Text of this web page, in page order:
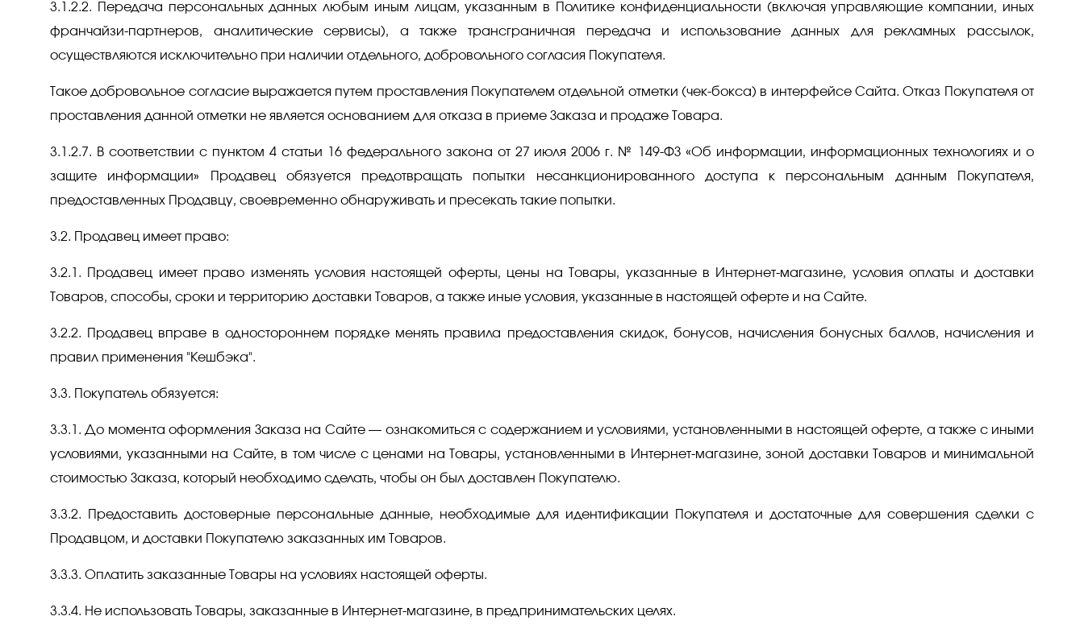
3.1.2.2. Передача персональных данных любым иным лицам, указанным в Политике конфиденциальности (включая управляющие компании, иных
франчайзи-партнеров, аналитические сервисы), а также трансграничная передача и использование данных для рекламных рассылок,
осуществляются исключительно при наличии отдельного, добровольного согласия Покупателя.
Такое добровольное согласие выражается путем проставления Покупателем отдельной отметки (чек-бокса) в интерфейсе Сайта. Отказ Покупателя от
проставления данной отметки не является основанием для отказа в приеме Заказа и продаже Товара.
3.1.2.7. В соответствии с пунктом 4 статьи 16 федерального закона от 27 июля 2006 г. № 149-ФЗ «Об информации, информационных технологиях и о
защите информации» Продавец обязуется предотвращать попытки несанкционированного доступа к персональным данным Покупателя,
предоставленных Продавцу, своевременно обнаруживать и пресекать такие попытки.
3.2. Продавец имеет право:
3.2.1. Продавец имеет право изменять условия настоящей оферты, цены на Товары, указанные в Интернет-магазине, условия оплаты и доставки
Товаров, способы, сроки и территорию доставки Товаров, а также иные условия, указанные в настоящей оферте и на Сайте.
3.2.2. Продавец вправе в одностороннем порядке менять правила предоставления скидок, бонусов, начисления бонусных баллов, начисления и
правил применения "Кешбэка".
3.3. Покупатель обязуется:
3.3.1. До момента оформления Заказа на Сайте — ознакомиться с содержанием и условиями, установленными в настоящей оферте, а также с иными
условиями, указанными на Сайте, в том числе с ценами на Товары, установленными в Интернет-магазине, зоной доставки Товаров и минимальной
стоимостью Заказа, который необходимо сделать, чтобы он был доставлен Покупателю.
3.3.2. Предоставить достоверные персональные данные, необходимые для идентификации Покупателя и достаточные для совершения сделки с
Продавцом, и доставки Покупателю заказанных им Товаров.
3.3.3. Оплатить заказанные Товары на условиях настоящей оферты.
3.3.4. Не использовать Товары, заказанные в Интернет-магазине, в предпринимательских целях.